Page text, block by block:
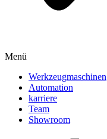
Menü
Werkzeugmaschinen
Automation
karriere
Team
Showroom